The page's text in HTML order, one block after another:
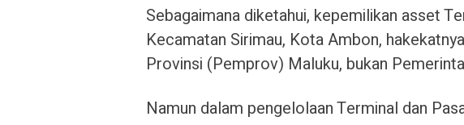
Sebagaimana diketahui, kepemilikan asset
Kecamatan Sirimau, Kota Ambon,
Provinsi (Pemprov) Maluku, bukan
Namun dalam pengelolaan Terminal dan